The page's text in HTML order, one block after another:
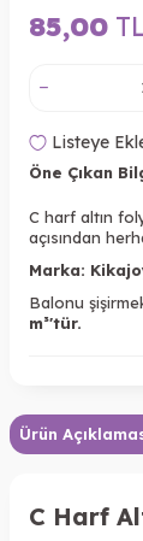
85,00
Listeye
Öne Çıkan
C harf altın
açısından
Marka:
Balonu
m³'tür.
Ürün
C Harf